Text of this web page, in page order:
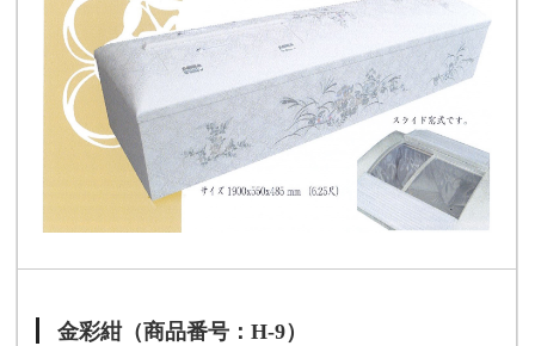
金彩紺（商品番号：H-9）